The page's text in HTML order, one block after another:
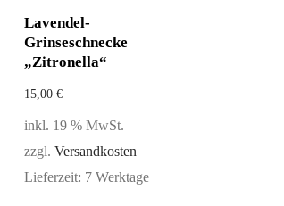
Lavendel-
Grinseschnecke
„Zitronella“
15,00 €
inkl. 19 % MwSt.
zzgl. Versandkosten
Lieferzeit: 7 Werktage